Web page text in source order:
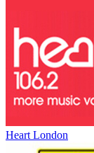
Heart London